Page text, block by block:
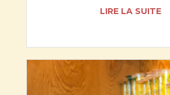
concrètement
LIRE LA SUITE